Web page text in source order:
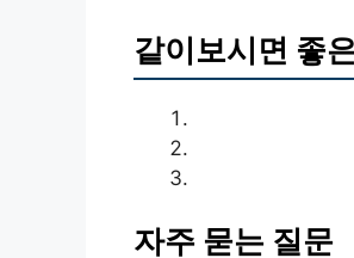
같이보시면 좋
자주 묻는 질문